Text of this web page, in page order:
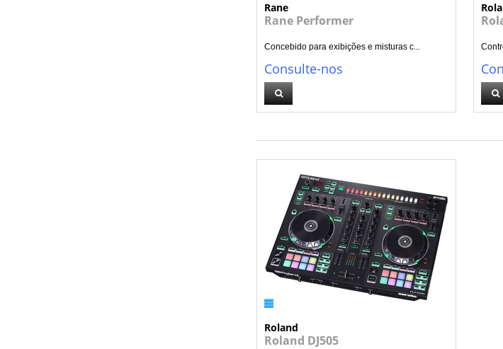
Rane
Rane Performer
Concebido para exibições e misturas c...
Consulte-nos
Roland
Roland DJ505